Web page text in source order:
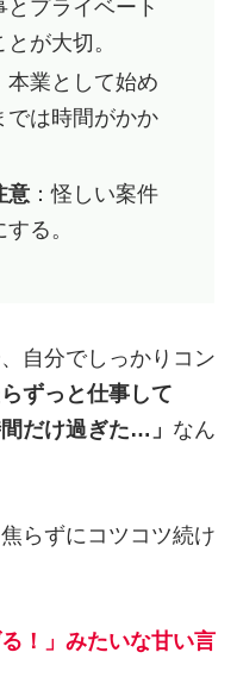
とプライベート
が大切。
本業として始め
では時間がかか
意：怪しい案件
る。
自分でしっかりコン
らずっと仕事して
だけ過ぎた…」 なん
らずにコツコツ続け
！」みたいな甘い言